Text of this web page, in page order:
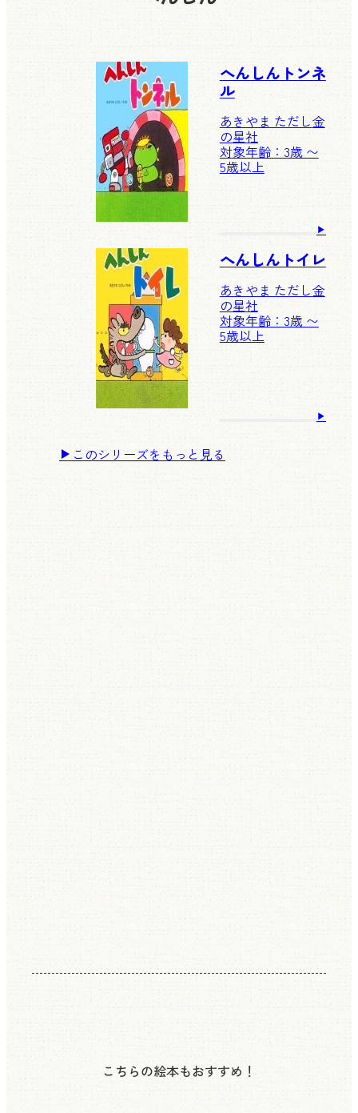
へんしんトンネ
ル
あきやま ただし金
の星社
対象年齢：3歳 〜
5歳以上
へんしんトイレ
あきやま ただし金
の星社
対象年齢：3歳 〜
5歳以上
このシリーズをもっと見る
こちらの絵本もおすすめ！